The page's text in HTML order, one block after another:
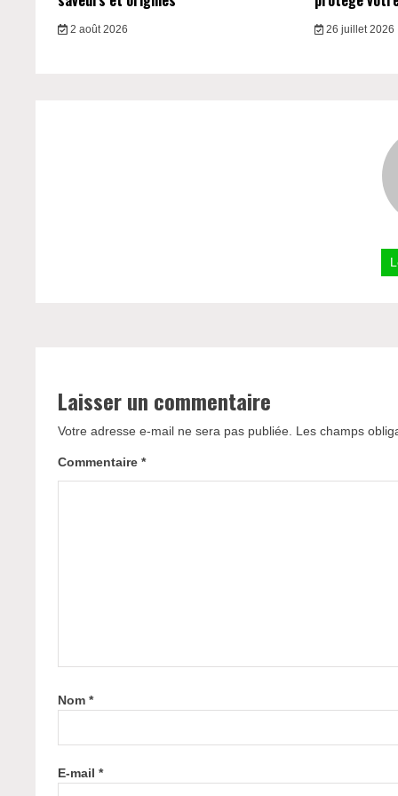
2 août 2026 26 juillet 2026
Laisser un commentaire
Votre adresse e-mail ne sera pas publiée. Les champs
Commentaire*
Nom*
E-mail*